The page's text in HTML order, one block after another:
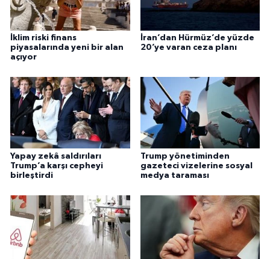
İklim riski finans
piyasalarında yeni bir alan
açıyor
İran’dan Hürmüz’de yüzde
20’ye varan ceza planı
Yapay zekâ saldırıları
Trump’a karşı cepheyi
birleştirdi
Trump yönetiminden
gazeteci vizelerine sosyal
medya taraması